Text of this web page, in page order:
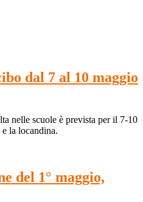
dal 7 al 10 maggio
nelle scuole è prevista per il 7-10
la locandina.
del 1° maggio,